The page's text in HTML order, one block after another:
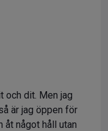
och dit. Men jag
är jag öppen för
åt något håll utan